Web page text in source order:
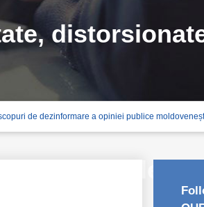
de dezinformare a opiniei publice